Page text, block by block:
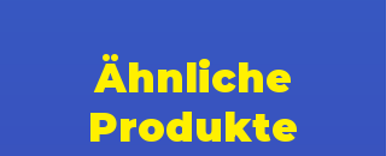
Ähnliche
Produkte